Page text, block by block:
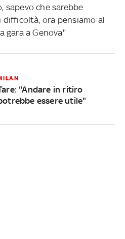
sapevo che sarebbe
ora pensiamo al
gara a Genova"
"Andare in ritiro
essere utile"